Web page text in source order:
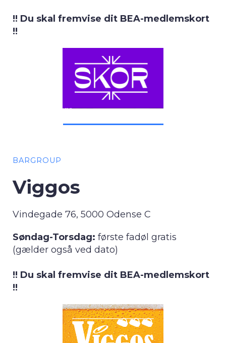
!! Du skal fremvise dit BEA-medlemskort
!!
BARGROUP
Viggos
Vindegade 76, 5000 Odense C
Søndag-Torsdag: første fadøl gratis
(gælder også ved dato)
!! Du skal fremvise dit BEA-medlemskort
!!